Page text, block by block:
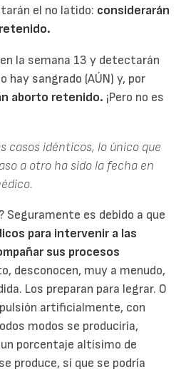
el no latido: considerarán
la semana 13 y detectarán
hay sangrado (AÚN) y, por
aborto retenido. ¡Pero no es
casos idénticos, lo único que
a otro ha sido la fecha en
Seguramente es debido a que
para intervenir a las
sus procesos
desconocen, muy a menudo,
Los preparan para legrar. O
artificialmente, con
modos se produciría,
porcentaje altísimo de
produce, sí que se podría